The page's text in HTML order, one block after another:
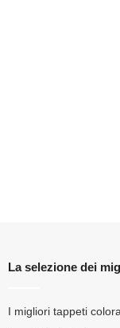
La selezione dei
I migliori tappeti